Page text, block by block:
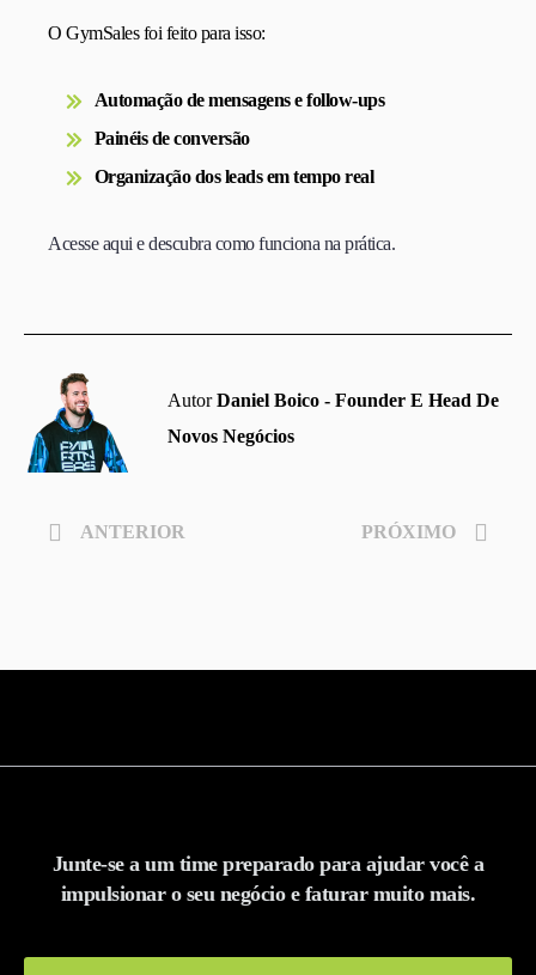
O GymSales foi feito para isso:
Automação de mensagens e follow-ups
Painéis de conversão
Organização dos leads em tempo real
Acesse aqui e descubra como funciona na prática.
AutorDaniel Boico - Founder E Head De
Novos Negócios
ANTERIOR PRÓXIMO
Junte-se a um time preparado para ajudar você a
impulsionar o seu negócio e faturar muito mais.